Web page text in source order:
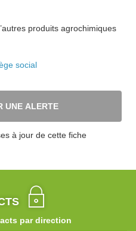
produits agrochimiques
social
UNE ALERTE
à jour de cette fiche
par direction